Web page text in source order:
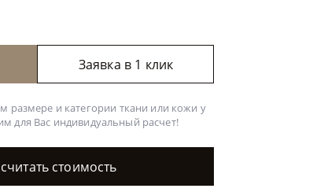
Заявка в 1 клик
размере и категории ткани или кожи у
для Вас индивидуальный расчет!
стоимость